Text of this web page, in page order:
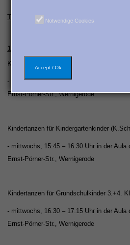
Trainingszeiten und Vorstellung der
1. Kindertanzen:
Kindertanzen für Grundschulkinder 1.+2.
- mittwochs, 14:50-15:35 Uhr in der Aula
Ernst-Pörner-Str., Wernigerode
Kindertanzen für Kindergartenkinder
- mittwochs, 15:45 – 16.30 Uhr in der Aula
Ernst-Pörner-Str., Wernigerode
Kindertanzen für Grundschulkinder 3.+4.
- mittwochs, 16.30 – 17.15 Uhr in der Aula
Ernst-Pörner-Str., Wernigerode
Notwendige Cookies
Accept / Ok